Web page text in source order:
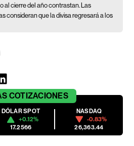
al cierre del año contrastan. Las
consideran que la divisa regresará a los
COTIZACIONES
DÓLAR SPOT
+0.12%
17.2566
NASDAQ
-0.83%
26,363.44